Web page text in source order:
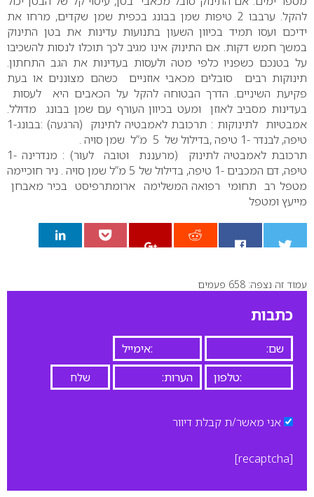
להקל. ערבבו 2 טיפות שמן בבונג בכפית שמן שקדים, מרחו את
ידיכם ועסו תמיד בכיוון השעון בתנועות עדינות את בטן התינוק
במשך חמש דקות. אם התינוק אינו מגיב לכך תוכלו לנסות להשכיבו
על בטנכם כשפניו כלפי מטה ולעסות בעדינות את הגב התחתון.
תינוקות רבים סובלים מכאבי אוזניים כשהם מצוננים או בעת
פקיעת השיניים. הדרך הבטוחה להקל על הכאבים היא לעסות
בעדינות מסביב לאוזן ומעט בכיוון העורף עם שמן בבונג מדולל.
אמבטיות לתינוקות :
תרכובת לאמבטיה לתינוק (הרגעה) :בבונג-1
טיפה, לבנדר -1 טיפה ,בדילול של 5 מ”ל שמן סויה .
תרכובת לאמבטיה לתינוק (מרעננת וטובה לעור) : מנדרינה -1
טיפה, דם המכבים -1 טיפה, בדילול של 5 מ”ל שמן סויה .
ניר חוכיימה
מטפל רב תחומי רפואה המשלימה ארומתרפיסט בכיר מאבחן
מייעץ ומטפל
0
עמוד זה נצפה: 658 פעמים
כתבות
אני מאשר/ת קבלת דיוור
[recaptcha]